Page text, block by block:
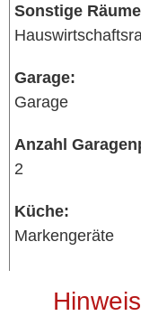
Sonstige
Garage:
Garage
Anzahl
2
Küche:
Markengeräte